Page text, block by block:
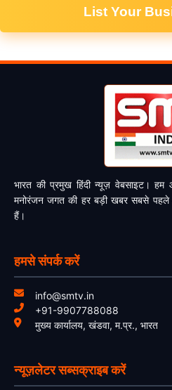
List Your
भारत की प्रमुख हिंदी न्यूज़ वेबसाइट।
मनोरंजन जगत की हर बड़ी खबर सबसे पहले
हैं।
हमसे संपर्क करें
info@smtv.in
+91-9907788088
मुख्य कार्यालय, खंडवा, म.प्र., भारत
न्यूज़लेटर सब्सक्राइब करें